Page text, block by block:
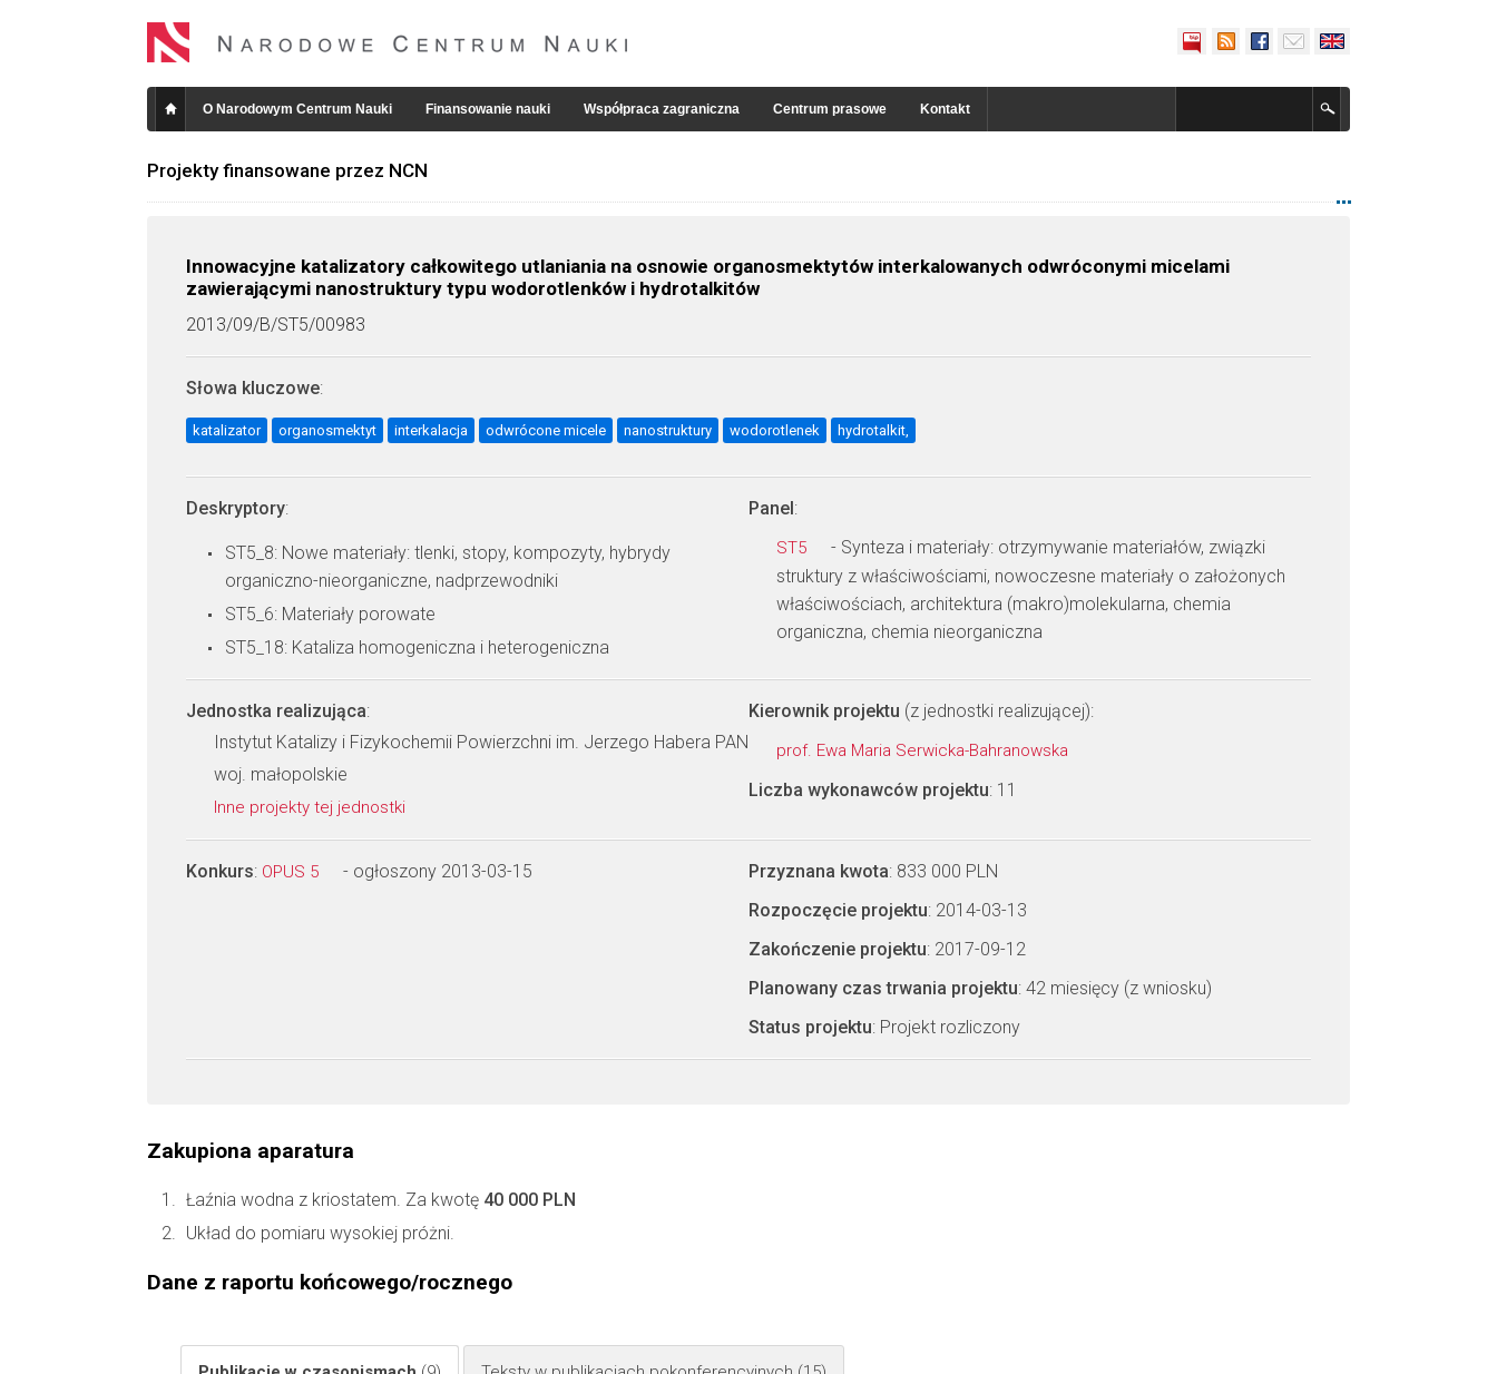
O Narodowym Centrum Nauki Finansowanie nauki Współpraca zagraniczna Centrum prasowe Kontakt
Projekty finansowane przez NCN
Innowacyjne katalizatory całkowitego utlaniania na osnowie organosmektytów interkalowanych odwróconymi micelami
zawierającymi nanostruktury typu wodorotlenków i hydrotalkitów
2013/09/B/ST5/00983
Słowa kluczowe:
katalizator organosmektyt interkalacja odwrócone micele nanostruktury wodorotlenek hydrotalkit,
Deskryptory:
ST5_8: Nowe materiały: tlenki, stopy, kompozyty, hybrydy
organiczno-nieorganiczne, nadprzewodniki
ST5_6: Materiały porowate
ST5_18: Kataliza homogeniczna i heterogeniczna
Panel:
ST5
- Synteza i materiały: otrzymywanie materiałów, związki
struktury z właściwościami, nowoczesne materiały o założonych
właściwościach, architektura (makro)molekularna, chemia
organiczna, chemia nieorganiczna
Jednostka realizująca:
Instytut Katalizy i Fizykochemii Powierzchni im. Jerzego Habera PAN
woj. małopolskie
Inne projekty tej jednostki
Kierownik projektu (z jednostki realizującej):
prof. Ewa Maria Serwicka-Bahranowska
Liczba wykonawców projektu: 11
Konkurs: OPUS 5 - ogłoszony 2013-03-15 Przyznana kwota: 833 000 PLN
Rozpoczęcie projektu: 2014-03-13
Zakończenie projektu: 2017-09-12
Planowany czas trwania projektu: 42 miesięcy (z wniosku)
Status projektu: Projekt rozliczony
Zakupiona aparatura
Łaźnia wodna z kriostatem. Za kwotę 40 000 PLN
Układ do pomiaru wysokiej próżni.
Dane z raportu końcowego/rocznego